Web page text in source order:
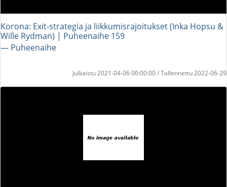
Korona: Exit-strategia ja liikkumisrajoitukset (Inka Hopsu &
Wille Rydman) | Puheenaihe 159
― Puheenaihe
Julkaistu 2021-04-06 00:00:00 / Tallennettu 2022-06-29